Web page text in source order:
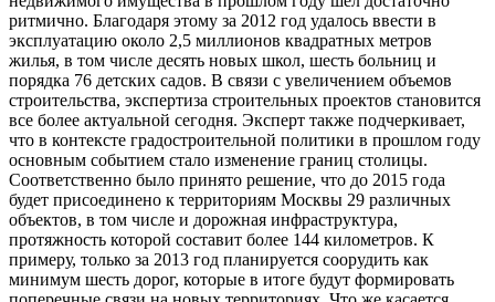
ритмично. Благодаря этому за 2012 год удалось ввести в
эксплуатацию около 2,5 миллионов квадратных метров
жилья, в том числе десять новых школ, шесть больниц и
порядка 76 детских садов. В связи с увеличением объемов
строительства, экспертиза строительных проектов становится
все более актуальной сегодня. Эксперт также подчеркивает,
что в контексте градостроительной политики в прошлом году
основным событием стало изменение границ столицы.
Соответственно было принято решение, что до 2015 года
будет присоединено к территориям Москвы 29 различных
объектов, в том числе и дорожная инфраструктура,
протяжность которой составит более 144 километров. К
примеру, только за 2013 год планируется соорудить как
минимум шесть дорог, которые в итоге будут формировать